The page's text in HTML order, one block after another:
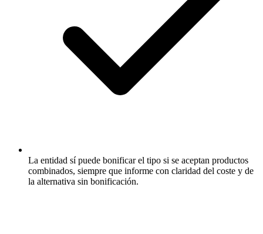
La entidad sí puede bonificar el tipo si se aceptan productos
combinados, siempre que informe con claridad del coste y de
la alternativa sin bonificación.